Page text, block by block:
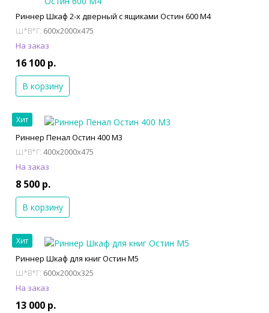
Риннер Шкаф 2-х дверный с ящиками Остин 600 М4
Ш*В*Г: 600x2000x475
На заказ
16 100 р.
В корзину
Хит
Риннер Пенал Остин 400 М3
Ш*В*Г: 400x2000x475
На заказ
8 500 р.
В корзину
Хит
Риннер Шкаф для книг Остин М5
Ш*В*Г: 600x2000x325
На заказ
13 000 р.